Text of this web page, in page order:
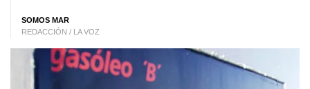
SOMOS MAR
REDACCIÓN / LA VOZ